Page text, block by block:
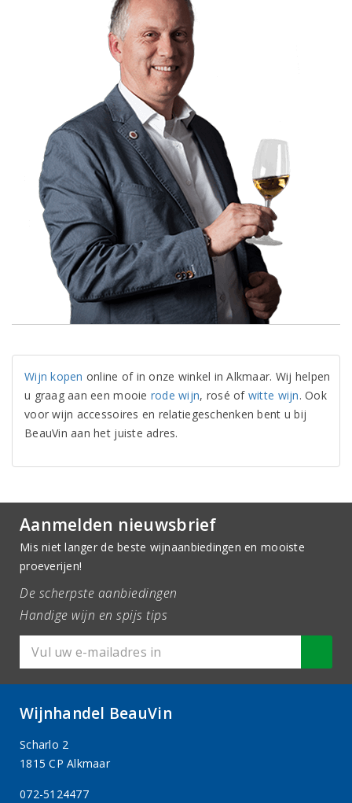
Wijn kopen online of in onze winkel in Alkmaar. Wij helpen
u graag aan een mooie rode wijn, rosé of witte wijn. Ook
voor wijn accessoires en relatiegeschenken bent u bij
BeauVin aan het juiste adres.
Aanmelden nieuwsbrief
Mis niet langer de beste wijnaanbiedingen en mooiste
proeverijen!
De scherpste aanbiedingen
Handige wijn en spijs tips
Wijnhandel BeauVin
Scharlo 2
1815 CP Alkmaar
072-5124477